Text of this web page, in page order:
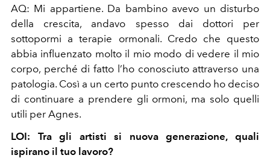
AQ: Mi appartiene. Da bambino avevo un disturbo
della crescita, andavo spesso dai dottori per
sottopormi a terapie ormonali. Credo che questo
abbia influenzato molto il mio modo di vedere il mio
corpo, perché di fatto l’ho conosciuto attraverso una
patologia. Così a un certo punto crescendo ho deciso
di continuare a prendere gli ormoni, ma solo quelli
utili per Agnes.
LOI: Tra gli artisti si nuova generazione, quali
ispirano il tuo lavoro?